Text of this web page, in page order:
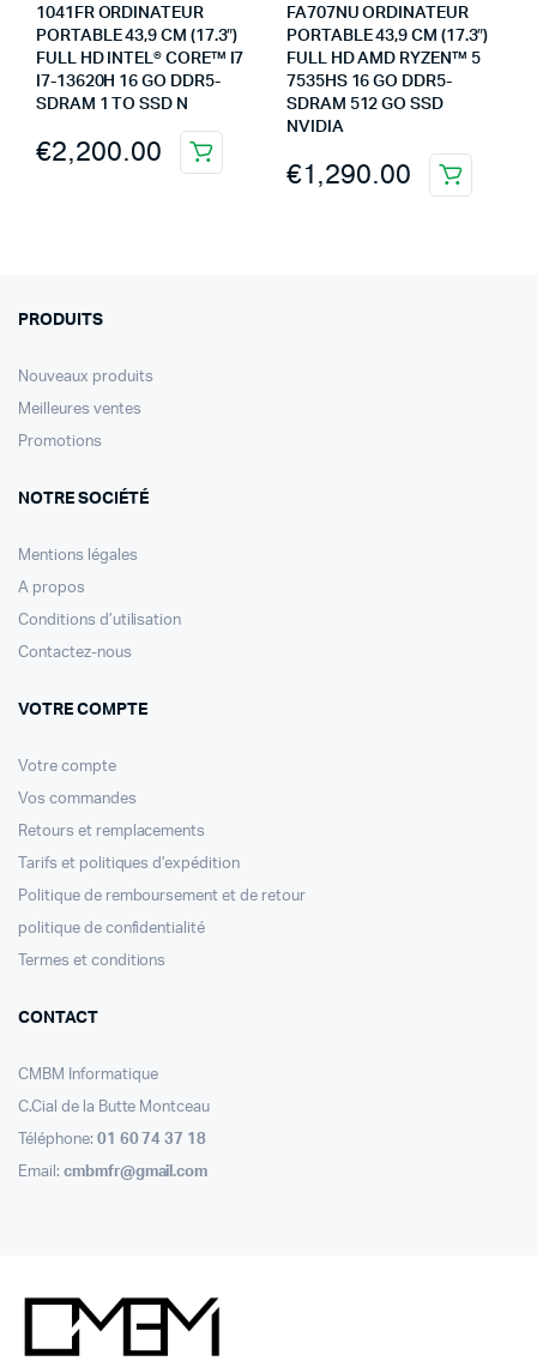
1041FR ORDINATEUR
PORTABLE 43,9 CM (17.3″)
FULL HD INTEL® CORE™ I7
I7-13620H 16 GO DDR5-
SDRAM 1 TO SSD N
€2,200.00
FA707NU ORDINATEUR
PORTABLE 43,9 CM (17.3″)
FULL HD AMD RYZEN™ 5
7535HS 16 GO DDR5-
SDRAM 512 GO SSD
NVIDIA
€1,290.00
PRODUITS
Nouveaux produits
Meilleures ventes
Promotions
NOTRE SOCIÉTÉ
Mentions légales
A propos
Conditions d’utilisation
Contactez-nous
VOTRE COMPTE
Votre compte
Vos commandes
Retours et remplacements
Tarifs et politiques d’expédition
Politique de remboursement et de retour
politique de confidentialité
Termes et conditions
CONTACT
CMBM Informatique
C.Cial de la Butte Montceau
Téléphone: 01 60 74 37 18
Email: cmbmfr@gmail.com